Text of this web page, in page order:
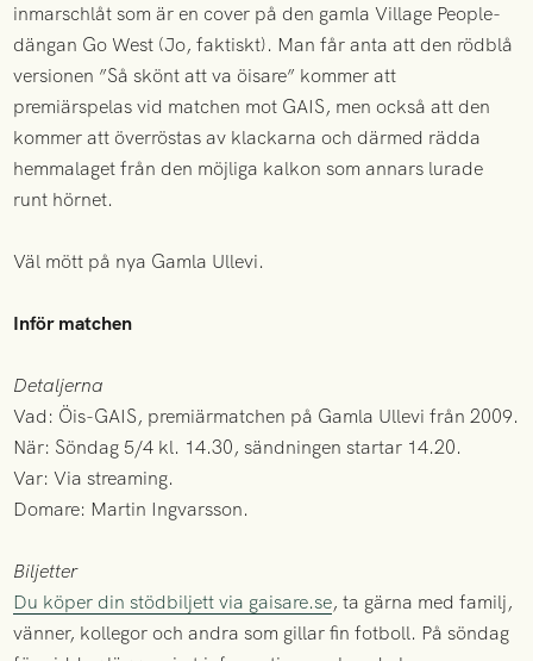
inmarschlåt som är en cover på den gamla Village People-
dängan Go West (Jo, faktiskt). Man får anta att den rödblå
versionen ”Så skönt att va öisare” kommer att
premiärspelas vid matchen mot GAIS, men också att den
kommer att överröstas av klackarna och därmed rädda
hemmalaget från den möjliga kalkon som annars lurade
runt hörnet.
Väl mött på nya Gamla Ullevi.
Inför matchen
Detaljerna
Vad: Öis-GAIS, premiärmatchen på Gamla Ullevi från 2009.
När: Söndag 5/4 kl. 14.30, sändningen startar 14.20.
Var: Via streaming.
Domare: Martin Ingvarsson.
Biljetter
Du köper din stödbiljett via gaisare.se, ta gärna med familj,
vänner, kollegor och andra som gillar fin fotboll. På söndag